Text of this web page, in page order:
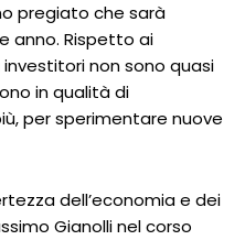
pregiato che sarà
anno. Rispetto ai
non sono quasi
in qualità di
per sperimentare nuove
dell’economia e dei
Gianolli nel corso